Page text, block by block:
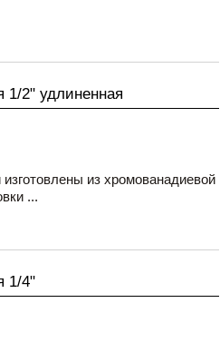
1/2" удлиненная
из хромованадиевой
...
1/4"